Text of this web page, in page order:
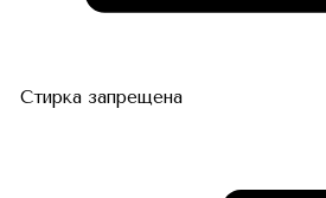
Стирка запрещена